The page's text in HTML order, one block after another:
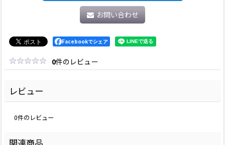
お問い合わせ
Facebookでシェア
0件のレビュー
レビュー
0件のレビュー